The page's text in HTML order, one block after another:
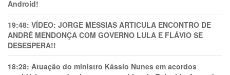
Android!
19:48: VÍDEO: JORGE MESSIAS ARTICULA ENCONTRO DE
ANDRÉ MENDONÇA COM GOVERNO LULA E FLÁVIO SE
DESESPERA!!
18:28: Atuação do ministro Kássio Nunes em acordos